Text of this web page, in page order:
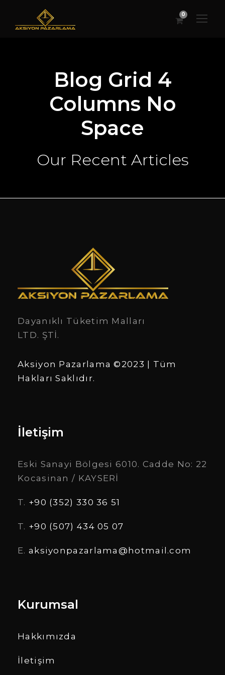
0
Blog Grid 4
Columns No
Space
Our Recent Articles
Dayanıklı Tüketim Malları
LTD. ŞTİ.
Aksiyon Pazarlama ©2023 | Tüm
Hakları Saklıdır.
İletişim
Eski Sanayi Bölgesi 6010. Cadde No: 22
Kocasinan / KAYSERİ
T. +90 (352) 330 36 51
T. +90 (507) 434 05 07
E. aksiyonpazarlama@hotmail.com
Kurumsal
Hakkımızda
İletişim